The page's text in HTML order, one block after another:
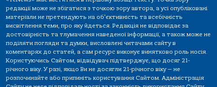
редакції може не збігатися з точкою зору автора, а усі опубліковані
матеріали не претендують на об'єктивність та всебічність
висвітлення теми, про яку йдеться. Редакція не відповідає за
достовірність та тлумачення наведеної інформації, а також може не
поділяти погляди та думки, висловлені читачами сайту в
коментарях до статей, а сам ресурс виконує винятково роль носія.
Користуючись Сайтом, відвідувач підтверджує, що досяг 21-
річного віку. У разі, якщо Ви не досягли 21-річного віку — не
розпочинайте або припиніть користування Сайтом. Адміністрація